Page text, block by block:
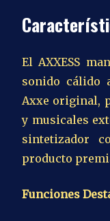
El AXXESS
sonido cálido
Axxe original,
y musicales
sintetizador
producto
Funciones